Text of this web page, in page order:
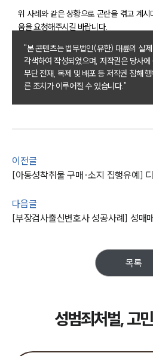
팀소개
팀소개
AI대륜
사례분석/최
법률정보
법률지식인
고객후
업무분
위 사례와 같은 상황으로 곤란을 겪고 계
움을 요청해주시길 바랍니다.
"본 콘텐츠는 법무법인(유한) 대륜의 실
각색하여 작성되었으며, 저작권은 당사에
무단 전재, 복제 및 배포 등 저작권 침해
른 조치가 이루어질 수 있습니다."
이전글
다음글
목록
성범죄처벌, 고